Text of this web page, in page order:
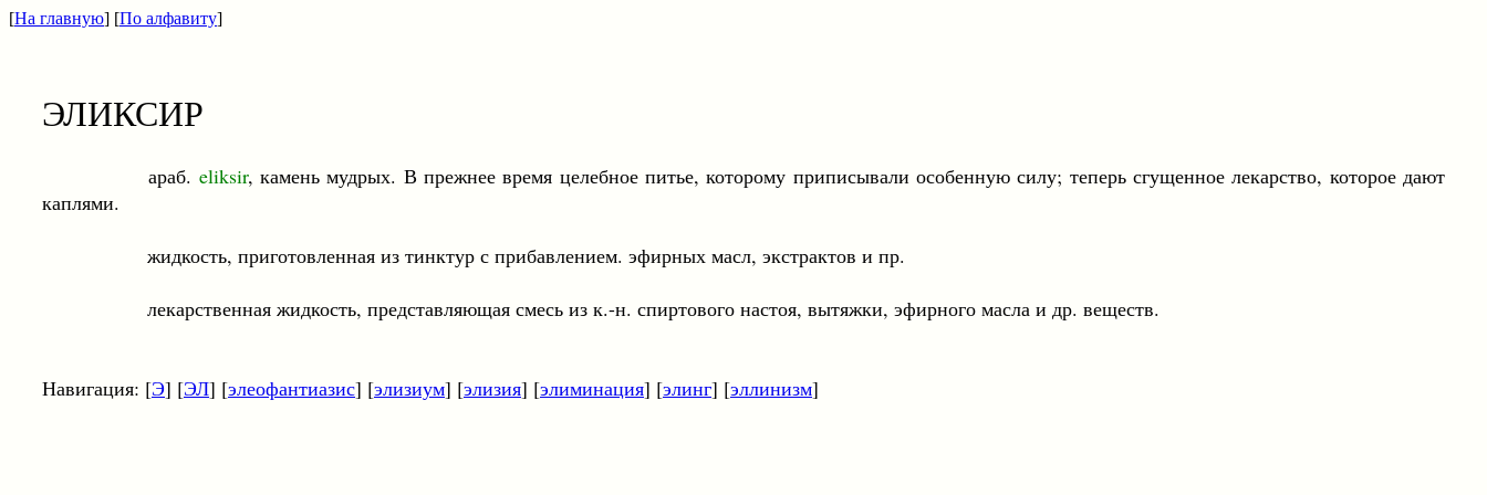
[На главную] [По алфавиту]
ЭЛИКСИР
араб. eliksir, камень мудрых. В прежнее время целебное питье, которому приписывали особенную силу; теперь сгущенное лекарство, которое дают
каплями.
жидкость, приготовленная из тинктур с прибавлением. эфирных масл, экстрактов и пр.
лекарственная жидкость, представляющая смесь из к.-н. спиртового настоя, вытяжки, эфирного масла и др. веществ.
Навигация: [Э] [ЭЛ] [элеофантиазис] [элизиум] [элизия] [элиминация] [элинг] [эллинизм]